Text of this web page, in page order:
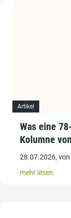
Artikel
Was eine
Kolumne
28.07.2026,
mehr lesen